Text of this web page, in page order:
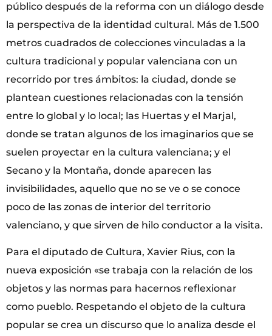
público después de la reforma con un diálogo desde
la perspectiva de la identidad cultural. Más de 1.500
metros cuadrados de colecciones vinculadas a la
cultura tradicional y popular valenciana con un
recorrido por tres ámbitos: la ciudad, donde se
plantean cuestiones relacionadas con la tensión
entre lo global y lo local; las Huertas y el Marjal,
donde se tratan algunos de los imaginarios que se
suelen proyectar en la cultura valenciana; y el
Secano y la Montaña, donde aparecen las
invisibilidades, aquello que no se ve o se conoce
poco de las zonas de interior del territorio
valenciano, y que sirven de hilo conductor a la visita.
Para el diputado de Cultura, Xavier Rius, con la
nueva exposición «se trabaja con la relación de los
objetos y las normas para hacernos reflexionar
como pueblo. Respetando el objeto de la cultura
popular se crea un discurso que lo analiza desde el